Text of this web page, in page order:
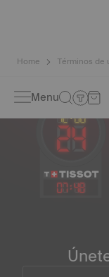
Home Términos de
Menu
07:48